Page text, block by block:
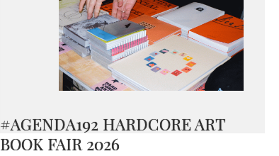
#AGENDA192 HARDCORE ART
BOOK FAIR 2026